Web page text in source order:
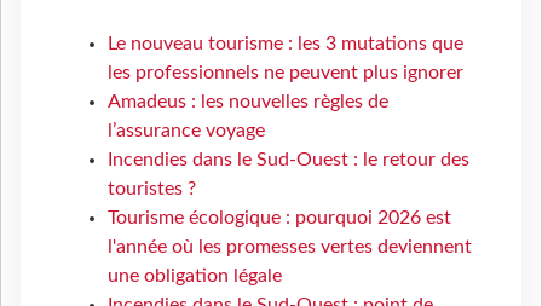
Le nouveau tourisme : les 3 mutations que
les professionnels ne peuvent plus ignorer
Amadeus : les nouvelles règles de
l’assurance voyage
Incendies dans le Sud-Ouest : le retour des
touristes ?
Tourisme écologique : pourquoi 2026 est
l'année où les promesses vertes deviennent
une obligation légale